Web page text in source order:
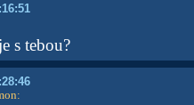
s tebou?
: